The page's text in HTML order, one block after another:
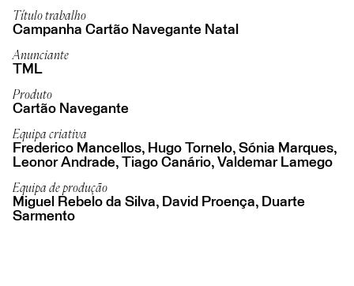
Título trabalho
Campanha Cartão Navegante Natal
Anunciante
TML
Produto
Cartão Navegante
Equipa criativa
Frederico Mancellos, Hugo Tornelo, Sónia Marques,
Leonor Andrade, Tiago Canário, Valdemar Lamego
Equipa de produção
Miguel Rebelo da Silva, David Proença, Duarte
Sarmento